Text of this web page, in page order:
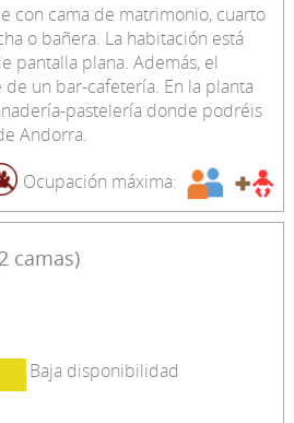
con cama de matrimonio, cuarto
o bañera. La habitación está
pantalla plana. Además, el
un bar-cafetería. En la planta
pastelería donde podréis
Andorra.
Ocupación máxima:
camas)
Baja disponibilidad